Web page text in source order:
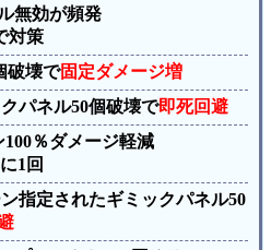
無効が頻発
対策
破壊で固定ダメージ増
パネル50個破壊で即死回避
％ダメージ軽減
1回
指定されたギミックパネル50